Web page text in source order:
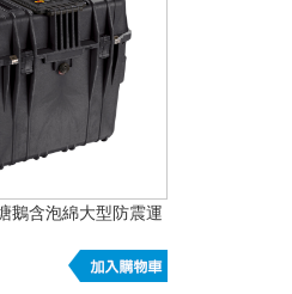
鵝含泡綿大型防震運